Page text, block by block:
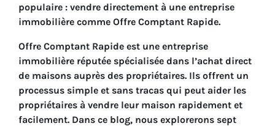
populaire : vendre directement à une entreprise
immobilière comme Offre Comptant Rapide.
Offre Comptant Rapide est une entreprise
immobilière réputée spécialisée dans l’achat direct
de maisons auprès des propriétaires. Ils offrent un
processus simple et sans tracas qui peut aider les
propriétaires à vendre leur maison rapidement et
facilement. Dans ce blog, nous explorerons sept